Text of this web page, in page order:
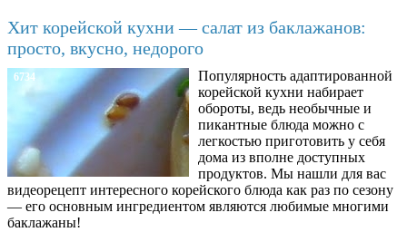
Хит корейской кухни — салат из баклажанов:
просто, вкусно, недорого
6734
Популярность адаптированной
корейской кухни набирает
обороты, ведь необычные и
пикантные блюда можно с
легкостью приготовить у себя
дома из вполне доступных
продуктов. Мы нашли для вас
видеорецепт интересного корейского блюда как раз по сезону
— его основным ингредиентом являются любимые многими
баклажаны!